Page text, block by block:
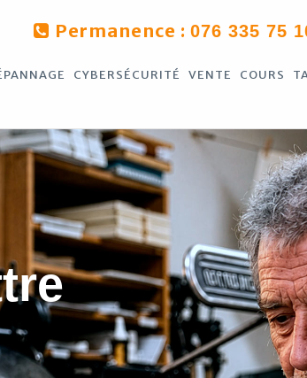
Permanence :076 335 75
CYBERSÉCURITÉ VENTE COURS